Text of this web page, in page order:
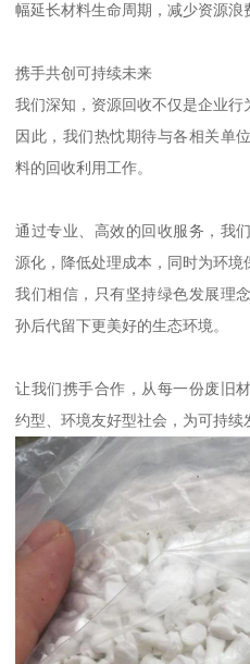
幅延长材料生命周期，减少资源浪
携手共创可持续未来
我们深知，资源回收不仅是企业行
因此，我们热忱期待与各相关单
料的回收利用工作。
通过专业、高效的回收服务，我
源化，降低处理成本，同时为环境
我们相信，只有坚持绿色发展理
孙后代留下更美好的生态环境。
让我们携手合作，从每一份废旧
约型、环境友好型社会，为可持续